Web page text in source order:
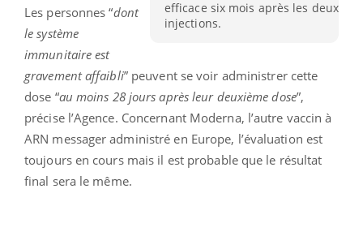
efficace six mois après les deux
injections.
Les personnes “dont
le système
immunitaire est
gravement affaibli” peuvent se voir administrer cette
dose “au moins 28 jours après leur deuxième dose”,
précise l’Agence. Concernant Moderna, l’autre vaccin à
ARN messager administré en Europe, l’évaluation est
toujours en cours mais il est probable que le résultat
final sera le même.